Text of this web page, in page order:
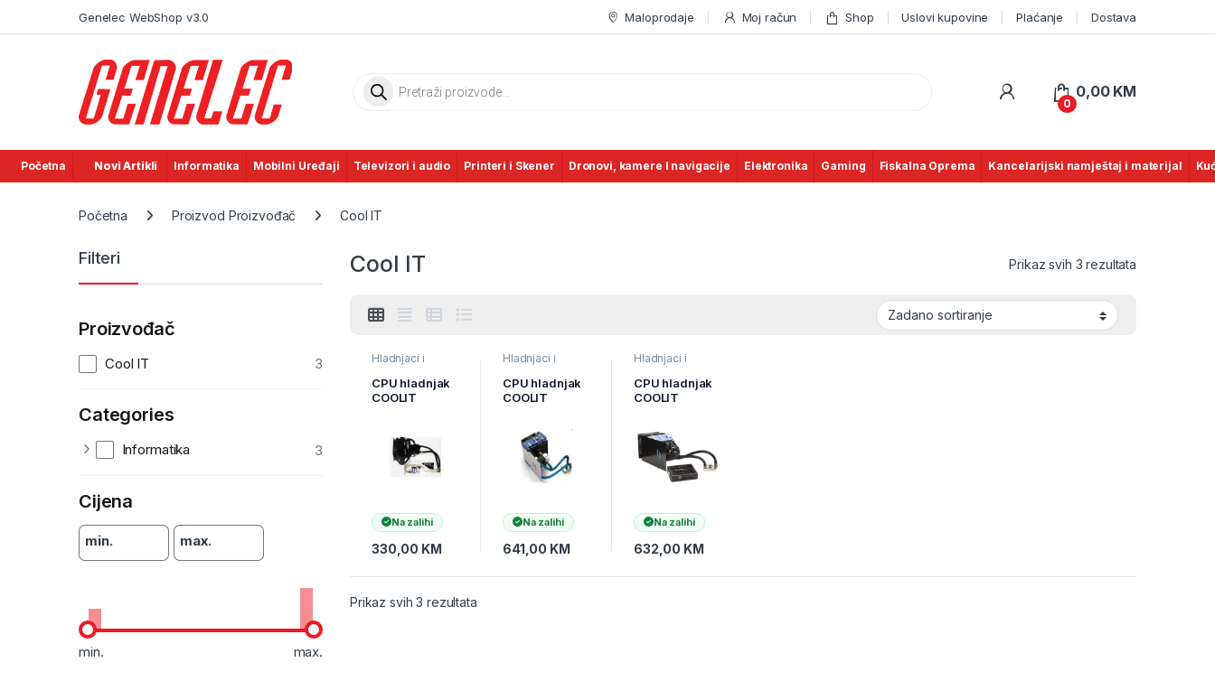
Genelec WebShop v3.0 Maloprodaje Moj račun Shop Uslovi kupovine Plaćanje Dostava
Products search
0
0,00 KM
Početna Novi Artikli Informatika Mobilni Uređaji Televizori i audio Printeri i Skener Dronovi, kamere I navigacije Elektronika Gaming Fiskalna Oprema Kancelarijski namještaj i materijal
Početna Proizvod Proizvođač Cool IT
Cool IT Prikaz svih 3 rezultata
Hladnjaci i
paste,
Informatika,
Računarske
Komponente
CPU hladnjak
COOLIT
LCW1G-R
Na zalihi
330,00 KM
Hladnjaci i
paste,
Informatika,
Računarske
Komponente
CPU hladnjak
COOLIT
ATIR770 sa
hladnjacima
Na zalihi
641,00 KM
Hladnjaci i
paste,
Informatika,
Računarske
Komponente
CPU hladnjak
COOLIT
hladjenje
Freezone Elite
FZE-R
Na zalihi
632,00 KM
Prikaz svih 3 rezultata
Filteri
Proizvođač
Cool IT 3
Categories
Informatika 3
Cijena
min. max.
min. max.